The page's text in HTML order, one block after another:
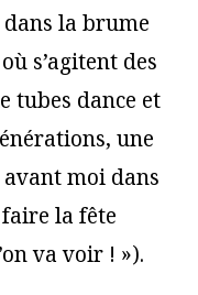
la brume
s’agitent des
tubes dance et
une
moi dans
la fête
va voir ! »).